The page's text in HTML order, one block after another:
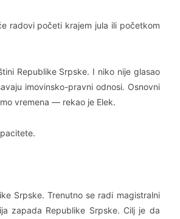
radovi početi krajem jula ili početkom
Republike Srpske. I niko nije glasao
imovinsko-pravni odnosi. Osnovni
vremena — rekao je Elek.
Srpske. Trenutno se radi magistralni
zapada Republike Srpske. Cilj je da